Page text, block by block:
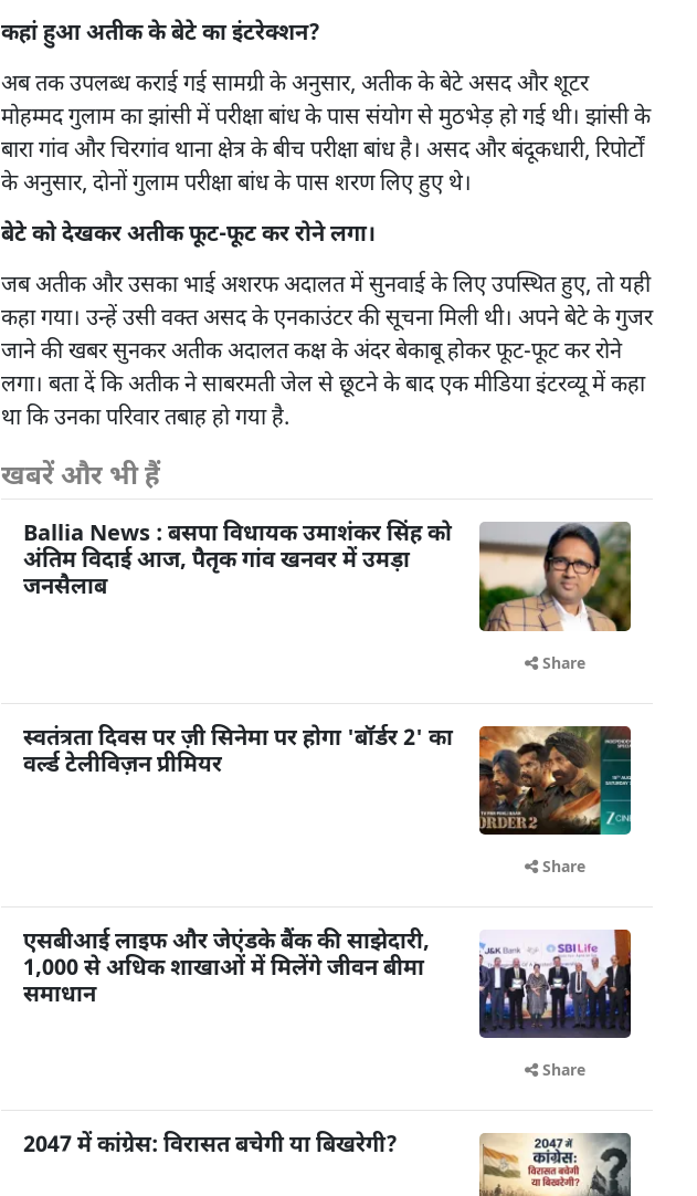
कहां हुआ अतीक के बेटे का इंटरेक्शन?
अब तक उपलब्ध कराई गई सामग्री के अनुसार, अतीक के बेटे असद और शूटर
मोहम्मद गुलाम का झांसी में परीक्षा बांध के पास संयोग से मुठभेड़ हो गई थी। झांसी के
बारा गांव और चिरगांव थाना क्षेत्र के बीच परीक्षा बांध है। असद और बंदूकधारी, रिपोर्टों
के अनुसार, दोनों गुलाम परीक्षा बांध के पास शरण लिए हुए थे।
बेटे को देखकर अतीक फूट-फूट कर रोने लगा।
जब अतीक और उसका भाई अशरफ अदालत में सुनवाई के लिए उपस्थित हुए, तो यही
कहा गया। उन्हें उसी वक्त असद के एनकाउंटर की सूचना मिली थी। अपने बेटे के गुजर
जाने की खबर सुनकर अतीक अदालत कक्ष के अंदर बेकाबू होकर फूट-फूट कर रोने
लगा। बता दें कि अतीक ने साबरमती जेल से छूटने के बाद एक मीडिया इंटरव्यू में कहा
था कि उनका परिवार तबाह हो गया है.
खबरें और भी हैं
Ballia News : बसपा विधायक उमाशंकर सिंह को
अंतिम विदाई आज, पैतृक गांव खनवर में उमड़ा
जनसैलाब
Share
स्वतंत्रता दिवस पर ज़ी सिनेमा पर होगा 'बॉर्डर 2' का
वर्ल्ड टेलीविज़न प्रीमियर
Share
एसबीआई लाइफ और जेएंडके बैंक की साझेदारी,
1,000 से अधिक शाखाओं में मिलेंगे जीवन बीमा
समाधान
Share
2047 में कांग्रेस: विरासत बचेगी या बिखरेगी?